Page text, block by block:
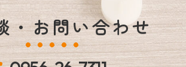
・お問い合わせ